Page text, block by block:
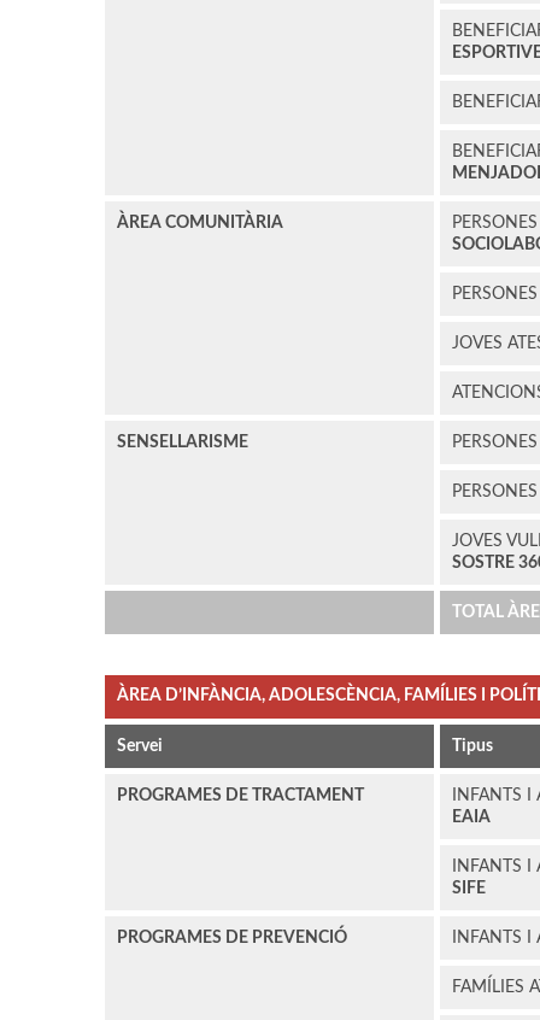
ÀREA COMUNITÀRIA
JOVES
SENSELLARISME
JOVES
SOSTRE
TOTAL
ÀREA D’INFÀNCIA, ADOLESCÈNCIA, FAMÍLIES I
Servei Tipus
PROGRAMES DE TRACTAMENT
INFANTS I
EAIA
INFANTS I
SIFE
PROGRAMES DE PREVENCIÓ INFANTS I
FAMÍLIES